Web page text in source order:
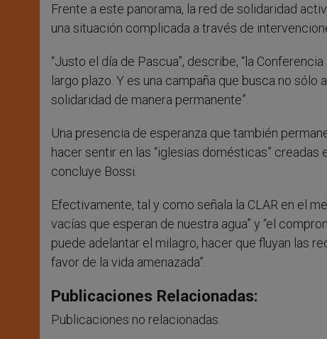
Frente a este panorama, la red de solidaridad
una situación complicada a través de
“Justo el día de Pascua”, describe, “la
largo plazo. Y es una campaña que busca no
solidaridad de manera permanente”.
Una presencia de esperanza que también
hacer sentir en las “iglesias domésticas” creadas
concluye Bossi.
Efectivamente, tal y como señala la CLAR en el
vacías que esperan de nuestra agua” y “el
puede adelantar el milagro, hacer que fluyan las
favor de la vida amenazada”.
Publicaciones Relacionadas:
Publicaciones no relacionadas.